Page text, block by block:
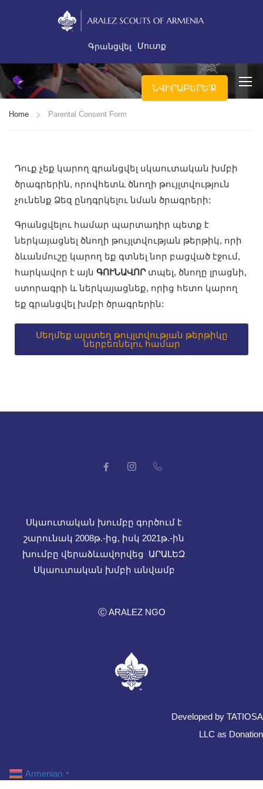
Գրանցվել Մուտք
ՆՎԻՐԱԲԵՐԵ'Ք
Home Parental Consent Form
Դուք չեք կարող գրանցվել սկաուտական խմբի
ծրագրերին, որովհետև ծնողի թույլտվություն
չունենք Ձեզ ընդգրկելու նման ծրագրերի:
Գրանցվելու համար պարտադիր պետք է
ներկայացնել ծնողի թույլտվության թերթիկ, որի
ձևանմուշը կարող եք գտնել նոր բացված էջում,
հարկավոր է այն ԳՈՒՆԱՎՈՐ տպել, ծնողը լրացնի,
ստորագրի և ներկայացնեք, որից հետո կարող
եք գրանցվել խմբի ծրագրերին:
Սեղմեք այստեղ թույլտվության թերթիկը
ներբեռնելու համար
Սկաուտական խումբը գործում է
շարունակ 2008թ.-ից, իսկ 2021թ.-ին
խումբը վերաձևավորվեց ԱՐԱԼԵԶ
Սկաուտական խմբի անվամբ
Ⓒ ARALEZ NGO
Developed by TATIOSA
LLC as Donation
Armenian ▼